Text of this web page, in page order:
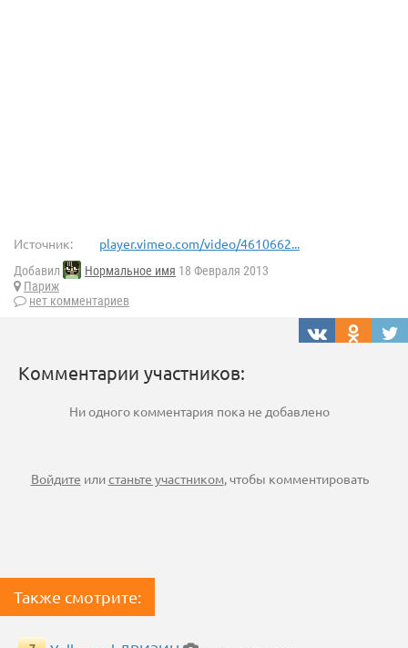
Источник: player.vimeo.com/video/4610662...
Добавил Нормальное имя 18 Февраля 2013
Париж
нет комментариев
Комментарии участников:
Ни одного комментария пока не добавлено
Войдите илистаньте участником, чтобы комментировать
Также смотрите: